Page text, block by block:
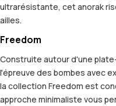
ultrarésistante, cet anorak
ailles.
Freedom
Construite autour d'une
l'épreuve des bombes avec
la collection Freedom est
approche minimaliste vous